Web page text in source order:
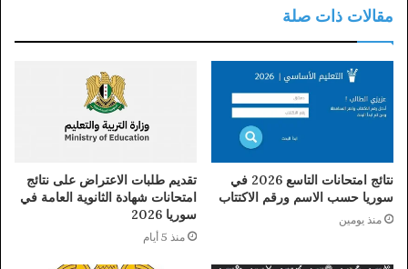
مقالات ذات صلة
نتائج امتحانات التاسع 2026 في
سوريا حسب الاسم ورقم الاكتتاب
منذ يومين
تقديم طلبات الاعتراض على نتائج
امتحانات شهادة الثانوية العامة في
سوريا 2026
منذ 5 أيام